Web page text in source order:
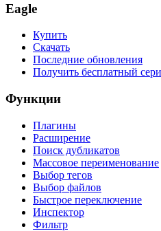
Eagle
Купить
Скачать
Последние обновления
Получить бесплатный
Функции
Плагины
Расширение
Поиск дубликатов
Массовое переименование
Выбор тегов
Выбор файлов
Быстрое переключение
Инспектор
Фильтр